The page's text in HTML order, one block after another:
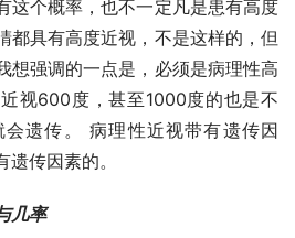
这个概率，也不一定凡是患有高度
都具有高度近视，不是这样的，但
想强调的一点是，必须是病理性高
视600度，甚至1000度的也是不
遗传。 病理性近视带有遗传因
传因素的。
几率